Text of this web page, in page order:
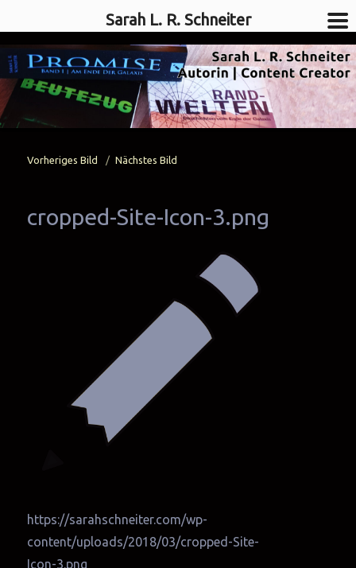
Sarah L. R. Schneiter
Vorheriges Bild Nächstes Bild
cropped-Site-Icon-3.png
https://sarahschneiter.com/wp-
content/uploads/2018/03/cropped-Site-
Icon-3.png
Sarah L. R. Schneiter